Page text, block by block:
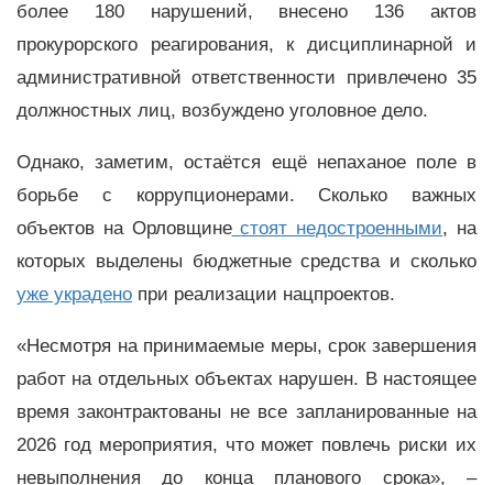
более 180 нарушений, внесено 136 актов
прокурорского реагирования, к дисциплинарной и
административной ответственности привлечено 35
должностных лиц, возбуждено уголовное дело.
Однако, заметим, остаётся ещё непаханое поле в
борьбе с коррупционерами. Сколько важных
объектов на Орловщине стоят недостроенными, на
которых выделены бюджетные средства и сколько
уже украдено при реализации нацпроектов.
«Несмотря на принимаемые меры, срок завершения
работ на отдельных объектах нарушен. В настоящее
время законтрактованы не все запланированные на
2026 год мероприятия, что может повлечь риски их
невыполнения до конца планового срока», –